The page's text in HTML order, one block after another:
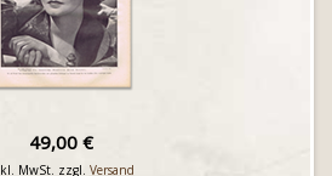
49,00 €
MwSt. zzgl. Versand